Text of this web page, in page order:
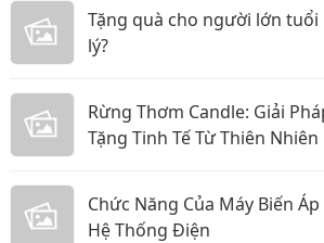
Tặng quà cho người lớn
lý?
Rừng Thơm Candle: Giải
Tặng Tinh Tế Từ Thiên Nhiên
Chức Năng Của Máy Biến
Hệ Thống Điện